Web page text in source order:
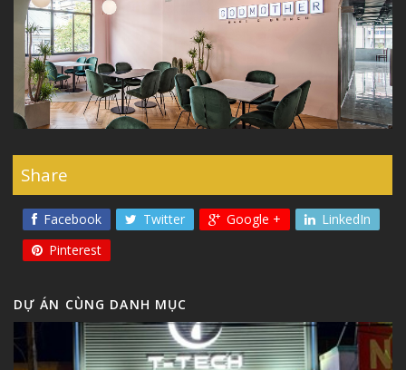
Share
Facebook Twitter Google +
LinkedIn
Pinterest
DỰ ÁN CÙNG DANH MỤC